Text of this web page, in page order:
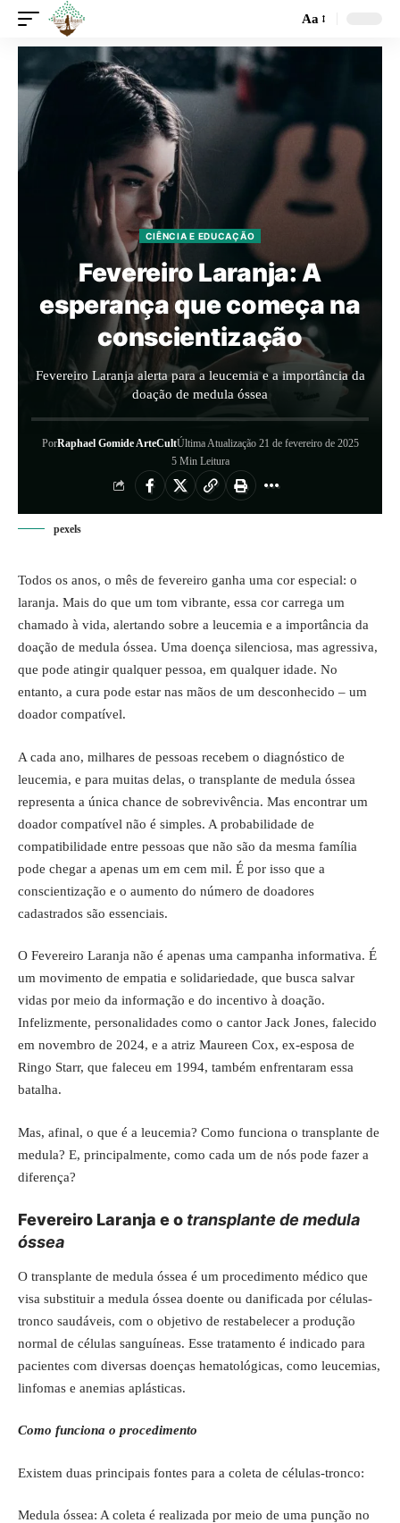
Aa
CIÊNCIA E EDUCAÇÃO
Fevereiro Laranja: A
esperança que começa na
conscientização
Fevereiro Laranja alerta para a leucemia e a importância da
doação de medula óssea
PorRaphael Gomide ArteCultÚltima Atualização 21 de fevereiro de 2025
5 Min Leitura
pexels
Todos os anos, o mês de fevereiro ganha uma cor especial: o
laranja. Mais do que um tom vibrante, essa cor carrega um
chamado à vida, alertando sobre a leucemia e a importância da
doação de medula óssea. Uma doença silenciosa, mas agressiva,
que pode atingir qualquer pessoa, em qualquer idade. No
entanto, a cura pode estar nas mãos de um desconhecido – um
doador compatível.
A cada ano, milhares de pessoas recebem o diagnóstico de
leucemia, e para muitas delas, o transplante de medula óssea
representa a única chance de sobrevivência. Mas encontrar um
doador compatível não é simples. A probabilidade de
compatibilidade entre pessoas que não são da mesma família
pode chegar a apenas um em cem mil. É por isso que a
conscientização e o aumento do número de doadores
cadastrados são essenciais.
O Fevereiro Laranja não é apenas uma campanha informativa. É
um movimento de empatia e solidariedade, que busca salvar
vidas por meio da informação e do incentivo à doação.
Infelizmente, personalidades como o cantor Jack Jones, falecido
em novembro de 2024, e a atriz Maureen Cox, ex-esposa de
Ringo Starr, que faleceu em 1994, também enfrentaram essa
batalha.
Mas, afinal, o que é a leucemia? Como funciona o transplante de
medula? E, principalmente, como cada um de nós pode fazer a
diferença?
Fevereiro Laranja e o transplante de medula
óssea
O transplante de medula óssea é um procedimento médico que
visa substituir a medula óssea doente ou danificada por células-
tronco saudáveis, com o objetivo de restabelecer a produção
normal de células sanguíneas. Esse tratamento é indicado para
pacientes com diversas doenças hematológicas, como leucemias,
linfomas e anemias aplásticas.
Como funciona o procedimento
Existem duas principais fontes para a coleta de células-tronco:
Medula óssea: A coleta é realizada por meio de uma punção no